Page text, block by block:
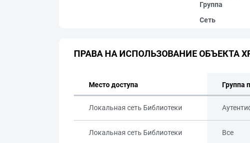
Группа
Сеть
ПРАВА НА ИСПОЛЬЗОВАНИЕ ОБЪЕКТА
Место доступа Группа
Локальная сеть Библиотеки
Локальная сеть Библиотеки Все